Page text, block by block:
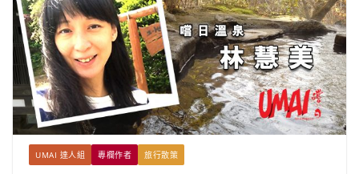
UMAI 達人組 專欄作者 旅行散策